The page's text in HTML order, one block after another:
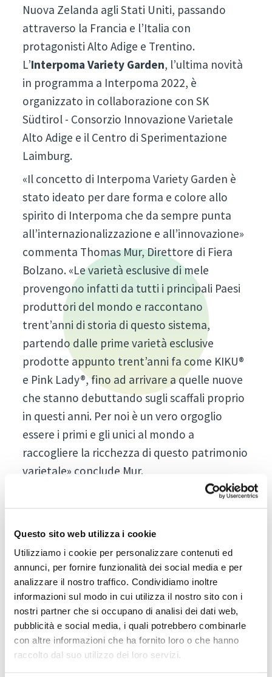
Questo sito web utilizza i cookie
Utilizziamo i cookie per personalizzare contenuti ed
annunci, per fornire funzionalità dei social media e per
analizzare il nostro traffico. Condividiamo inoltre
informazioni sul modo in cui utilizza il nostro sito con i
nostri partner che si occupano di analisi dei dati web,
pubblicità e social media, i quali potrebbero combinarle
con altre informazioni che ha fornito loro o che hanno
raccolto dal suo utilizzo dei loro servizi.
Nuova Zelanda agli Stati Uniti, passando
attraverso la Francia e l’Italia con
protagonisti Alto Adige e Trentino.
L’Interpoma Variety Garden, l’ultima novità
in programma a Interpoma 2022, è
organizzato in collaborazione con SK
Südtirol - Consorzio Innovazione Varietale
Alto Adige e il Centro di Sperimentazione
Laimburg.
«Il concetto di Interpoma Variety Garden è
stato ideato per dare forma e colore allo
spirito di Interpoma che da sempre punta
all’internazionalizzazione e all’innovazione»
commenta Thomas Mur, Direttore di Fiera
Bolzano. «Le varietà esclusive di mele
provengono infatti da tutti i principali Paesi
produttori del mondo e raccontano
trent’anni di storia di questo sistema,
partendo dalle prime varietà esclusive
prodotte appunto trent’anni fa come KIKU®
e Pink Lady®, fino ad arrivare a quelle nuove
che stanno debuttando sugli scaffali proprio
in questi anni. Per noi è un vero orgoglio
essere i primi e gli unici al mondo a
raccogliere la ricchezza di questo patrimonio
varietale» conclude Mur.
Protagonista indiscusso del Variety Garden
sarà il colore. I frutti in esposizione
presenteranno una gamma di sfumature
ampissima, dal giallo brillante delle varietà
commercializzate con i marchi yello® e opal®,
al verde fresco e brillante delle GreenStar®,
al rosso scuro e intenso della Crimson
Snow®, per finire con le nuove attraenti
mele a polpa rossa Red Moon®, Kissabel® e
Lucy™Glo.